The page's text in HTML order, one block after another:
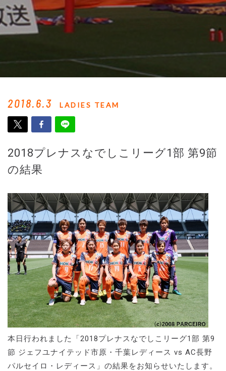
2018.6.3 LADIES TEAM
2018プレナスなでしこリーグ1部 第9節
の結果
本日行われました「2018プレナスなでしこリーグ1部 第9
節 ジェフユナイテッド市原・千葉レディース vs AC長野
パルセイロ・レディース」の結果をお知らせいたします。